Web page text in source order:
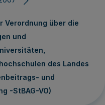
Verordnung über die
und
des Landes
und
-StBAG-VO)